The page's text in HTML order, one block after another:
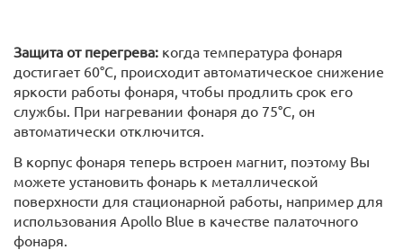
Защита от перегрева: когда температура фонаря
достигает 60°С, происходит автоматическое снижение
яркости работы фонаря, чтобы продлить срок его
службы. При нагревании фонаря до 75°С, он
автоматически отключится.
В корпус фонаря теперь встроен магнит, поэтому Вы
можете установить фонарь к металлической
поверхности для стационарной работы, например для
использования Apollo Blue в качестве палаточного
фонаря.